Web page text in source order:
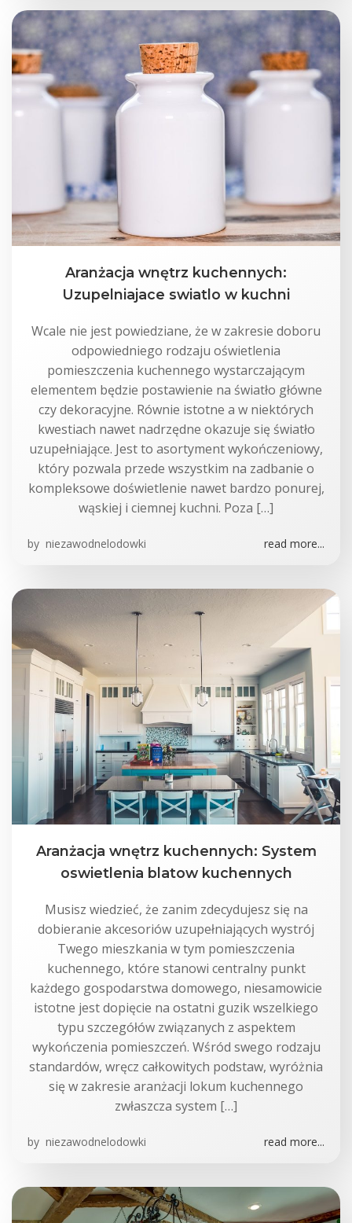
Aranżacja wnętrz kuchennych:
Uzupelniajace swiatlo w kuchni
Wcale nie jest powiedziane, że w zakresie doboru
odpowiedniego rodzaju oświetlenia
pomieszczenia kuchennego wystarczającym
elementem będzie postawienie na światło główne
czy dekoracyjne. Równie istotne a w niektórych
kwestiach nawet nadrzędne okazuje się światło
uzupełniające. Jest to asortyment wykończeniowy,
który pozwala przede wszystkim na zadbanie o
kompleksowe doświetlenie nawet bardzo ponurej,
wąskiej i ciemnej kuchni. Poza […]
by niezawodnelodowki read more...
Aranżacja wnętrz kuchennych: System
oswietlenia blatow kuchennych
Musisz wiedzieć, że zanim zdecydujesz się na
dobieranie akcesoriów uzupełniających wystrój
Twego mieszkania w tym pomieszczenia
kuchennego, które stanowi centralny punkt
każdego gospodarstwa domowego, niesamowicie
istotne jest dopięcie na ostatni guzik wszelkiego
typu szczegółów związanych z aspektem
wykończenia pomieszczeń. Wśród swego rodzaju
standardów, wręcz całkowitych podstaw, wyróżnia
się w zakresie aranżacji lokum kuchennego
zwłaszcza system […]
by niezawodnelodowki read more...